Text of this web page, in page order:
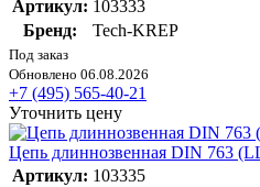
Артикул: 103333
Бренд:
Tech-KREP
Под заказ
Обновлено 06.08.2026
+7 (495) 565-40-21
Уточнить цену
Цепь длиннозвенная DIN 763
Артикул: 103335